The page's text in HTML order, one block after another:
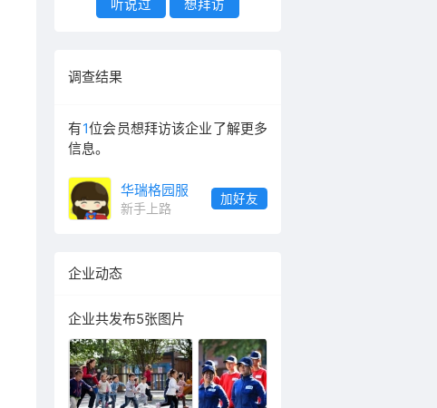
听说过 想拜访
调查结果
有1位会员想拜访该企业了解更多
信息。
华瑞格园服
新手上路
加好友
企业动态
企业共发布5张图片